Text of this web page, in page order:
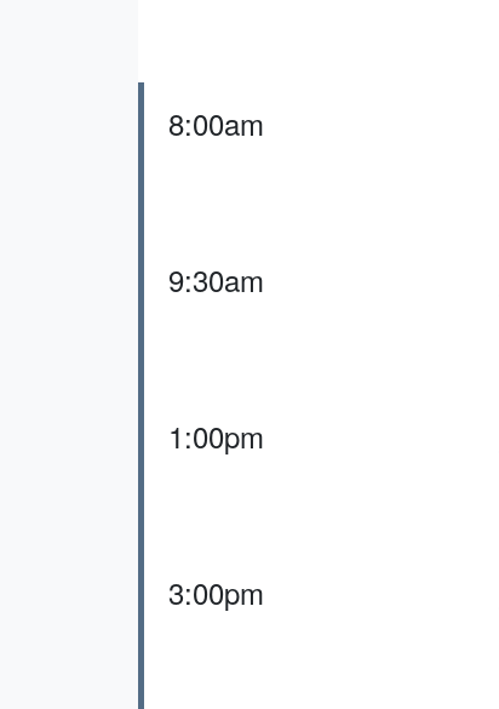
8:00am
9:30am
1:00pm
3:00pm